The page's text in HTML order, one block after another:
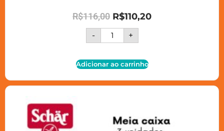
R$116,00 R$110,20
- +
Adicionar ao carrinho